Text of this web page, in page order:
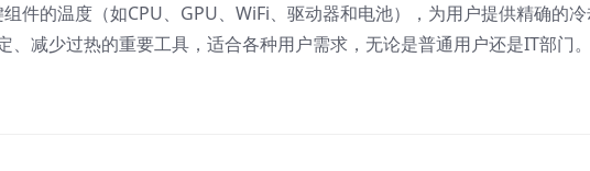
件的温度（如CPU、GPU、WiFi、驱动器和电池），为用户提供精确的
、减少过热的重要工具，适合各种用户需求，无论是普通用户还是IT部门